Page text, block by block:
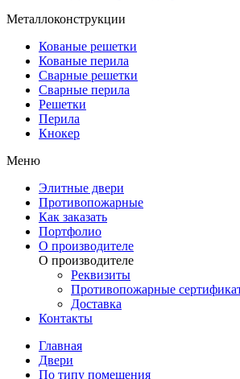
Металлоконструкции
Кованые решетки
Кованые перила
Сварные решетки
Сварные перила
Решетки
Перила
Кнокер
Меню
Элитные двери
Противопожарные
Как заказать
Портфолио
О производителе
О производителе
Реквизиты
Противопожарные
Доставка
Контакты
Главная
Двери
По типу помещения